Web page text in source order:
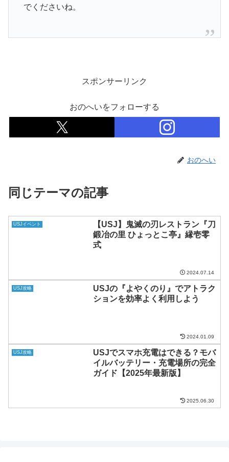
でくださいね。
スポンサーリンク
おのへいをフォローする
おのへい
同じテーマの記事
USJイベント
【USJ】鬼滅の刃レストラン『刀
鍛冶の里 ひょっとこ亭』縁壱零
式
USJの『よやくのり』でアトラク
ションを効率よく利用しよう
2024.01.09
ガイド【2025年最新版】